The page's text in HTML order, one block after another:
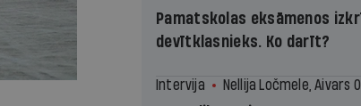
Pamatskolas eksāmenos
devītklasnieks. Ko darīt?
Intervija Nellija Ločmele, Aivars